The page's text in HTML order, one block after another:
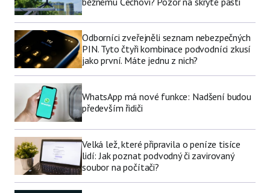
Odborníci zveřejněli seznam nebezpečných
PIN. Tyto čtyři kombinace podvodníci zkusí
jako první. Máte jednu z nich?
WhatsApp má nové funkce: Nadšení budou
především řidiči
Velká lež, které připravila o peníze tisíce
lidí: Jak poznat podvodný či zavirovaný
soubor na počítači?